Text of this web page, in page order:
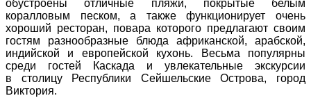
обустроены отличные пляжи, покрытые белым
коралловым песком, а также функционирует очень
хороший ресторан, повара которого предлагают своим
гостям разнообразные блюда африканской, арабской,
индийской и европейской кухонь. Весьма популярны
среди гостей Каскада и увлекательные экскурсии
в столицу Республики Сейшельские Острова, город
Виктория.